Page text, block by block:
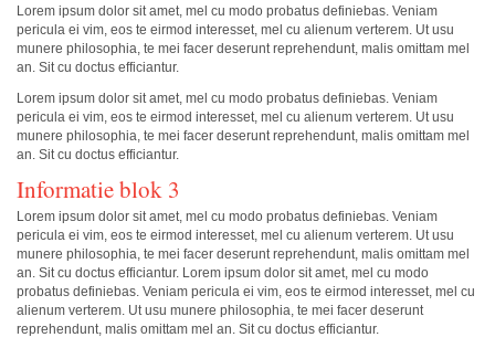
Lorem ipsum dolor sit amet, mel cu modo probatus definiebas. Veniam
pericula ei vim, eos te eirmod interesset, mel cu alienum verterem. Ut usu
munere philosophia, te mei facer deserunt reprehendunt, malis omittam mel
an. Sit cu doctus efficiantur.
Lorem ipsum dolor sit amet, mel cu modo probatus definiebas. Veniam
pericula ei vim, eos te eirmod interesset, mel cu alienum verterem. Ut usu
munere philosophia, te mei facer deserunt reprehendunt, malis omittam mel
an. Sit cu doctus efficiantur.
Informatie blok 3
Lorem ipsum dolor sit amet, mel cu modo probatus definiebas. Veniam
pericula ei vim, eos te eirmod interesset, mel cu alienum verterem. Ut usu
munere philosophia, te mei facer deserunt reprehendunt, malis omittam mel
an. Sit cu doctus efficiantur. Lorem ipsum dolor sit amet, mel cu modo
probatus definiebas. Veniam pericula ei vim, eos te eirmod interesset, mel cu
alienum verterem. Ut usu munere philosophia, te mei facer deserunt
reprehendunt, malis omittam mel an. Sit cu doctus efficiantur.